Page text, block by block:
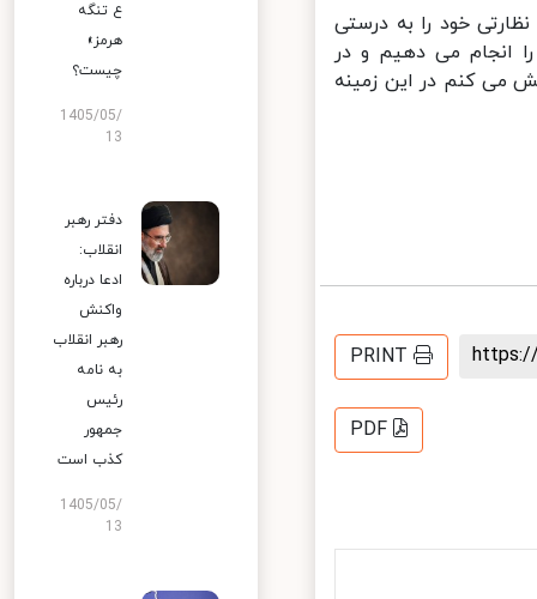
خود را به درستی
انجام می دهیم و در
کنم در این زمینه
PRINT
PDF
ع تنگه
هرمز»
چیست؟
1405/05/
13
دفتر رهبر
انقلاب:
ادعا درباره
واکنش
رهبر انقلاب
به نامه
رئیس
جمهور
کذب است
1405/05/
13